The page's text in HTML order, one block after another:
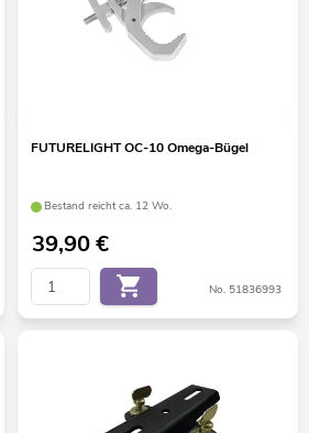
FUTURELIGHT OC-10 Omega-Bügel
Bestand reicht ca. 12 Wo.
39,90€
No. 51836993